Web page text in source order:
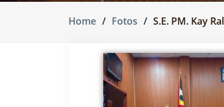
Home Fotos S.E. PM. Kay